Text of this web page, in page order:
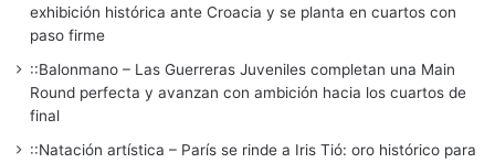
exhibición histórica ante Croacia y se planta en cuartos con
paso firme
::Balonmano – Las Guerreras Juveniles completan una Main
Round perfecta y avanzan con ambición hacia los cuartos de
final
::Natación artística – París se rinde a Iris Tió: oro histórico para